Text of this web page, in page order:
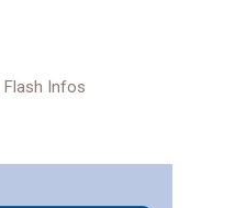
Flash Infos